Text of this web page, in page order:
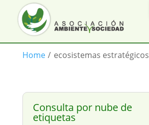
Home / ecosistemas estratégicos
Consulta por nube de
etiquetas